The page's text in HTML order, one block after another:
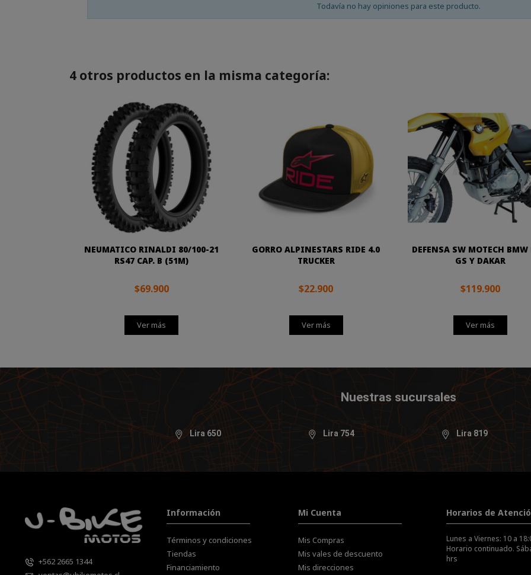
Todavía no hay opiniones para este producto.
4 otros productos en la misma categoría:
NEUMATICO RINALDI 80/100-21
RS47 CAP. B (51M)
$69.900
Ver más
GORRO ALPINESTARS RIDE 4.0
TRUCKER
$22.900
Ver más
DEFENSA SW MOTECH BMW
GS Y DAKAR
$119.900
Ver más
Nuestras sucursales
Lira 650 Lira 754 Lira 819
+562 2665 1344
Información
Términos y condiciones
Tiendas
Financiamiento
Mi Cuenta
Mis Compras
Mis vales de descuento
Mis direcciones
Horarios de
Lunes a Viernes: 10 a
Horario continuado.
hrs